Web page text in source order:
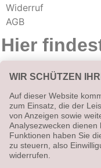
Widerruf
AGB
Hier